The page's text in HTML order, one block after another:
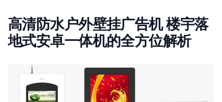
高清防水户外壁挂广告机 楼宇落
地式安卓一体机的全方位解析